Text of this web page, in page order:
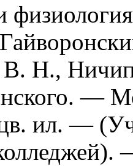
В. Н.,
—
ил. —